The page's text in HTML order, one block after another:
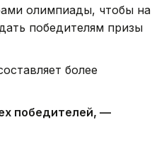
олимпиады, чтобы на
победителям призы
более
победителей, —